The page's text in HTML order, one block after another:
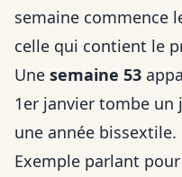
semaine commence
celle qui contient le
Une semaine 53
1er janvier tombe un
une année bissextile.
Exemple parlant